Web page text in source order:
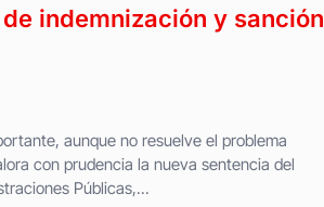
indemnización y sanción
aunque no resuelve el problema
con prudencia la nueva sentencia del
Públicas,...